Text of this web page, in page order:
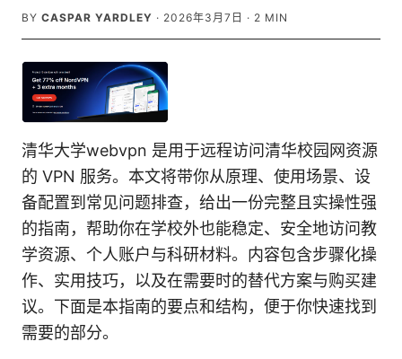
BY CASPAR YARDLEY · 2026年3月7日 · 2 MIN
清华大学webvpn 是用于远程访问清华校园网资源
的 VPN 服务。本文将带你从原理、使用场景、设
备配置到常见问题排查，给出一份完整且实操性强
的指南，帮助你在学校外也能稳定、安全地访问教
学资源、个人账户与科研材料。内容包含步骤化操
作、实用技巧，以及在需要时的替代方案与购买建
议。下面是本指南的要点和结构，便于你快速找到
需要的部分。